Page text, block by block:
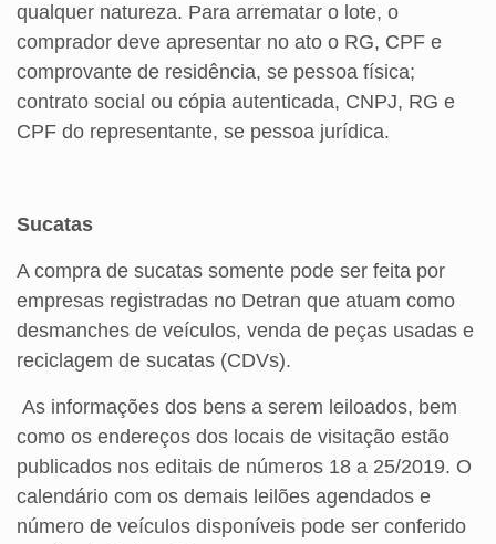
qualquer natureza. Para arrematar o lote, o
comprador deve apresentar no ato o RG, CPF e
comprovante de residência, se pessoa física;
contrato social ou cópia autenticada, CNPJ, RG e
CPF do representante, se pessoa jurídica.
Sucatas
A compra de sucatas somente pode ser feita por
empresas registradas no Detran que atuam como
desmanches de veículos, venda de peças usadas e
reciclagem de sucatas (CDVs).
As informações dos bens a serem leiloados, bem
como os endereços dos locais de visitação estão
publicados nos editais de números 18 a 25/2019. O
calendário com os demais leilões agendados e
número de veículos disponíveis pode ser conferido